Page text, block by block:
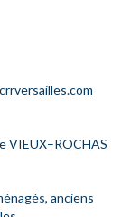
VIEUX–ROCHAS
anciens